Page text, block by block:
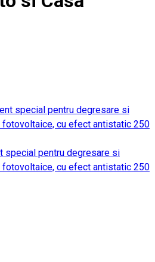
special pentru degresare si
fotovoltaice, cu efect antistatic 250